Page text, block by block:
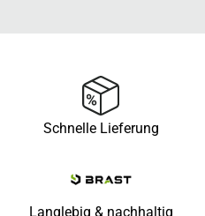
Schnelle Lieferung
Langlebig & nachhaltig